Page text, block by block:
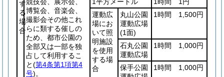
す
る
場
合
博覧会、音楽会、
撮影会その他これ
らに類する催しの
ため、都市公園の
全部又は一部を独
占して利用するこ
と(第4条第1項第4
号)。
運動広
場にお
いて照
明施設
を使用
する場
合
丸山公園
運動広場
(1面)
1時間 1,500円
石丸公園
運動広場
1時間 1,000円
保手公園
1時間 1,000円